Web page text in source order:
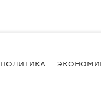
ПОЛИТИКА